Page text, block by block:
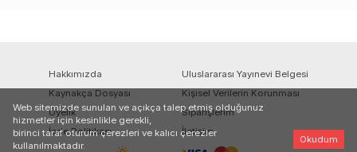
Hakkımızda
Uluslararası Yayınevi Belgesi
Kaynakça Dosyası
Kişisel Verilerin Korunması
Üyelik
Siparişlerim
İade Politikası
İletişim
Web sitemizde sunulan ve açıkça talep etmiş olduğunuz
hizmetler için kesinlikle gerekli,
birinci taraf oturum çerezleri ve kalıcı çerezler
kullanılmaktadır.
Okudum